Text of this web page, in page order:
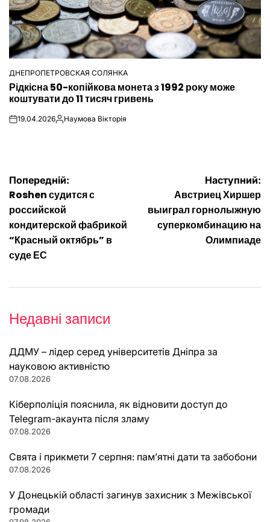
ОПУБЛІКУВАТИ
У
ДНЕПРОПЕТРОВСКАЯ СОЛЯНКА
Рідкісна 50-копійкова монета з 1992 року може
коштувати до 11 тисяч гривень
on19.04.2026Опубліковано
Наумова Вікторія
Навігація
записів
Попередній:
Roshen судится с
российской
кондитерской фабрикой
“Красный октябрь” в
суде ЕС
Наступний:
Австриец Хиршер
выиграл горнолыжную
суперкомбинацию на
Олимпиаде
Недавні записи
ДДМУ – лідер серед університетів Дніпра за
науковою активністю
07.08.2026
Кіберполіція пояснила, як відновити доступ до
Telegram-акаунта після зламу
07.08.2026
Свята і прикмети 7 серпня: пам’ятні дати та забобони
07.08.2026
У Донецькій області загинув захисник з Межівської
громади